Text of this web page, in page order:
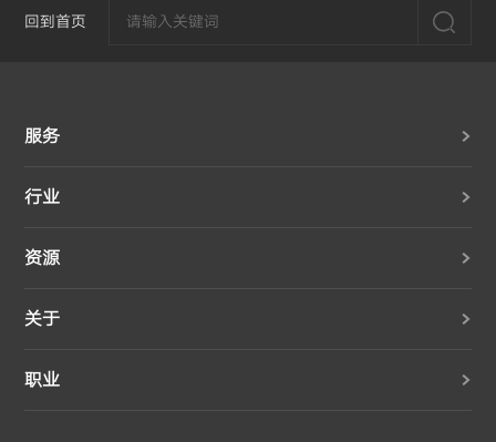
回到首页
服务
行业
资源
关于
职业